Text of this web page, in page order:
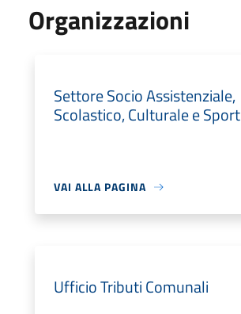
Organizzazioni
Settore Socio Assistenziale,
Scolastico, Culturale e Sport
VAI ALLA PAGINA
Ufficio Tributi Comunali